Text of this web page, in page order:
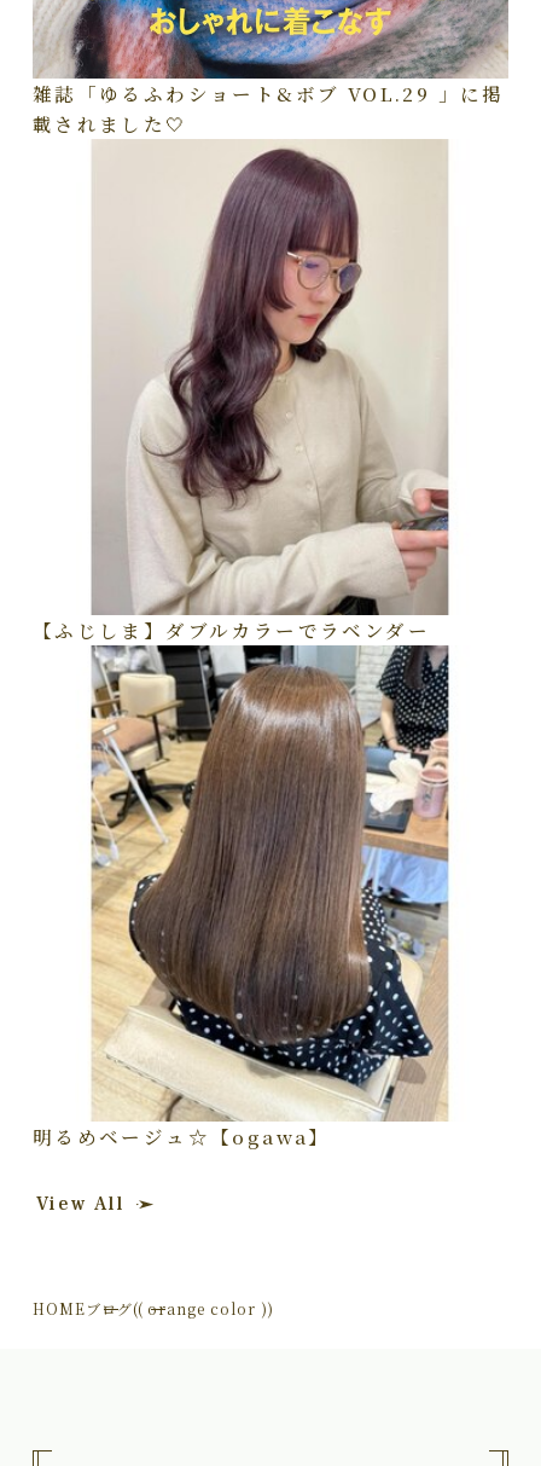
雑誌「ゆるふわショート&ボブ VOL.29 」に掲
載されました🤍
【ふじしま】ダブルカラーでラベンダー
明るめベージュ☆【ogawa】
View All
HOMEブログ(( orange color ))